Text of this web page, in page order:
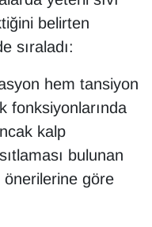
belirten
sıraladı:
hem tansiyon
fonksiyonlarında
kalp
bulunan
önerilerine göre